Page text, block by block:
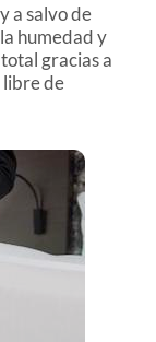
a salvo de
humedad y
gracias a
libre de